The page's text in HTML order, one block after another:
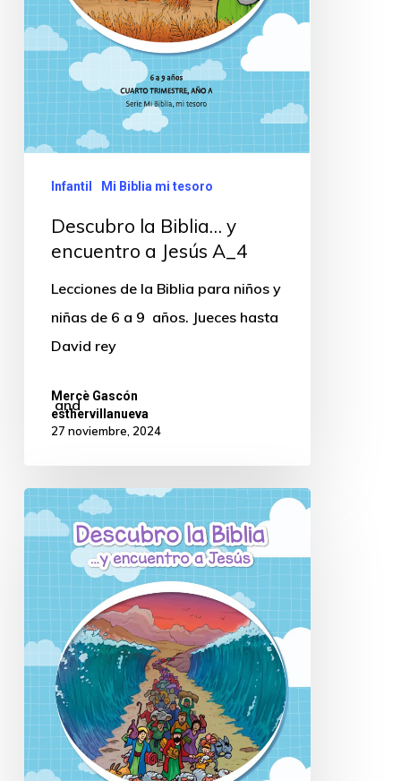
Infantil Mi Biblia mi tesoro
Descubro la Biblia… y
encuentro a Jesús A_4
Lecciones de la Biblia para niños y
niñas de 6 a 9 años. Jueces hasta
David rey
Mercè Gascón
and
esthervillanueva
27 noviembre, 2024